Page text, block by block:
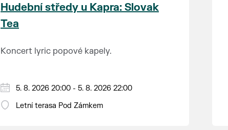
Hudební středy u Kapra: Slovak
Tea
Koncert lyric popové kapely.
5. 8. 2026 20:00 - 5. 8. 2026 22:00
Letní terasa Pod Zámkem